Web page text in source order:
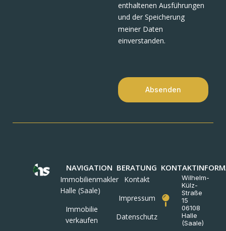
enthaltenen Ausführungen
und der Speicherung
meiner Daten
einverstanden.
Absenden
NAVIGATION
Immobilienmakler
Halle (Saale)
Immobilie
verkaufen
BERATUNG
Kontakt
Impressum
Datenschutz
Wilhelm-
Külz-
Straße
15
06108
Halle
(Saale)